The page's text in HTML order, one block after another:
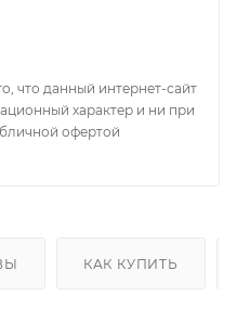
что данный интернет-сайт
характер и ни при
офертой
КАК КУПИТЬ